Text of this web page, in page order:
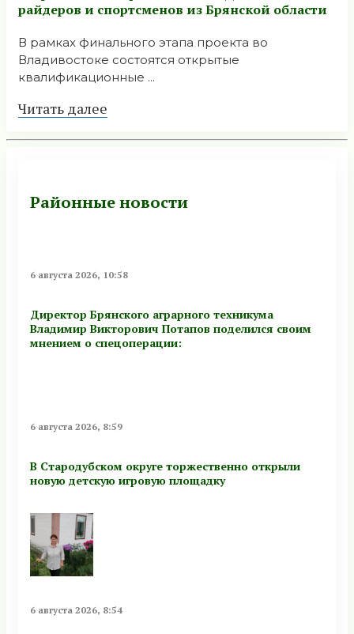
райдеров и спортсменов из Брянской области
В рамках финального этапа проекта во
Владивостоке состоятся открытые
квалификационные ...
Читать далее
Районные новости
6 августа 2026, 10:58
Директор Брянского аграрного техникума
Владимир Викторович Потапов поделился своим
мнением о спецоперации:
6 августа 2026, 8:59
В Стародубском округе торжественно открыли
новую детскую игровую площадку
6 августа 2026, 8:54